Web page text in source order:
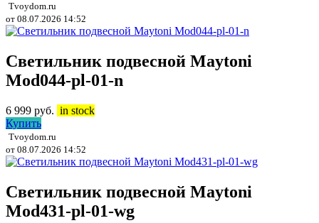
Tvoydom.ru
от 08.07.2026 14:52
Светильник подвесной Maytoni
Mod044-pl-01-n
6 999 руб. in stock
Купить
Tvoydom.ru
от 08.07.2026 14:52
Светильник подвесной Maytoni
Mod431-pl-01-wg